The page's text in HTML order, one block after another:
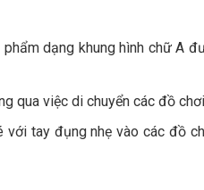
phẩm dạng khung hình chữ A
qua việc di chuyển các đồ
tay đụng nhẹ vào các đồ